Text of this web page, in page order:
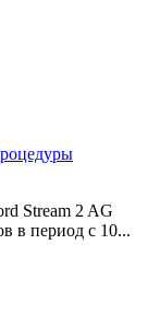
Stream 2 AG
в период с 10...